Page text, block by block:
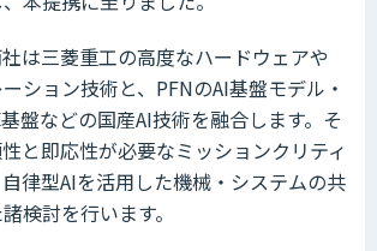
は三菱重工の高度なハードウェアや
ション技術と、PFNのAI基盤モデル・
盤などの国産AI技術を融合します。そ
と即応性が必要なミッションクリティ
律型AIを活用した機械・システムの共
検討を行います。